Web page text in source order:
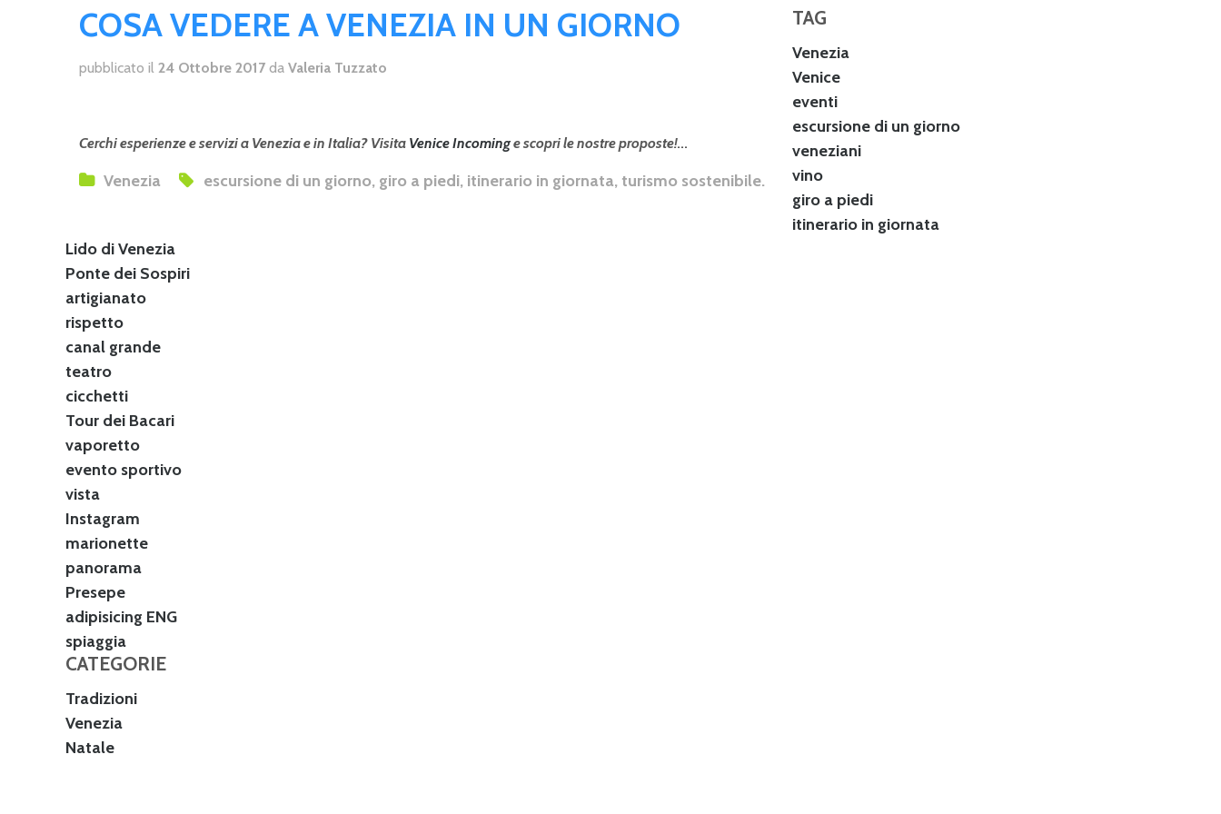
COSA VEDERE A VENEZIA IN UN GIORNO
pubblicato il 24 Ottobre 2017 da Valeria Tuzzato
Cerchi esperienze e servizi a Venezia e in Italia? Visita Venice Incominge scopri le nostre proposte!...
Venezia escursione di un giorno giro a piedi itinerario in giornata turismo sostenibile
TAG
Venezia
Venice
eventi
escursione di un giorno
veneziani
vino
giro a piedi
itinerario in giornata
Lido di Venezia
Ponte dei Sospiri
artigianato
rispetto
canal grande
teatro
cicchetti
Tour dei Bacari
vaporetto
evento sportivo
vista
Instagram
marionette
panorama
Presepe
adipisicing ENG
spiaggia
CATEGORIE
Tradizioni
Venezia
Natale